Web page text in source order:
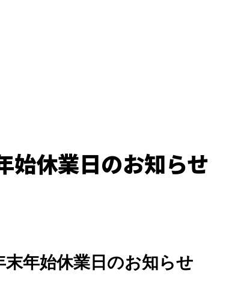
始休業日のお知らせ
末年始休業日のお知らせ